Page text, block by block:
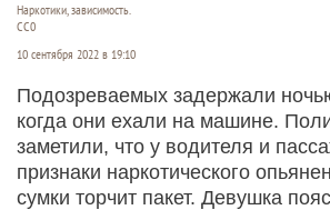
Наркотики, зависимость.
CC0
10 сентября 2022 в 19:10
Подозреваемых задержали
когда они ехали на машине.
заметили, что у водителя и
признаки наркотического
сумки торчит пакет. Девушка